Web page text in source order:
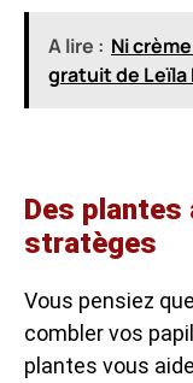
A lire : Ni
gratuit de
Des plantes
stratèges
Vous pensiez
combler vos
plantes vous